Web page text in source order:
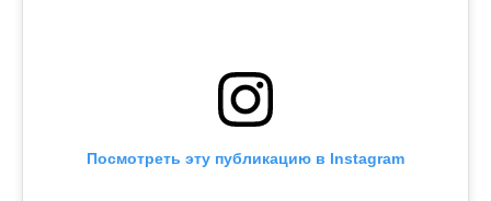
Посмотреть эту публикацию в Instagram